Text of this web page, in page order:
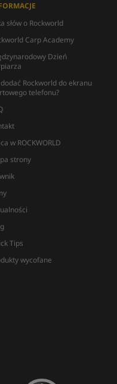
słów o Rockworld
Carp Academy
Dzień
dodać Rockworld do ekranu
telefonu?
w ROCKWORLD
strony
Tips
wycofane